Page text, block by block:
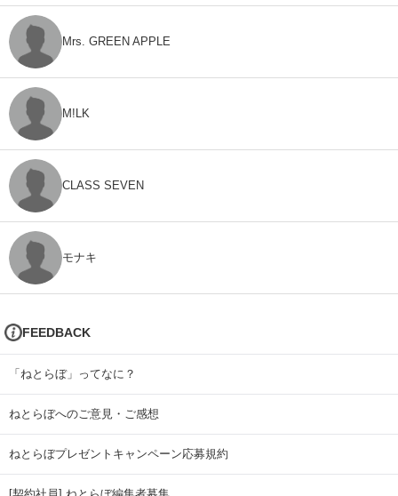
Mrs. GREEN APPLE
M!LK
CLASS SEVEN
モナキ
FEEDBACK
「ねとらぼ」ってなに？
ねとらぼへのご意見・ご感想
ねとらぼプレゼントキャンペーン応募規約